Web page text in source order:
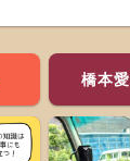
橋本